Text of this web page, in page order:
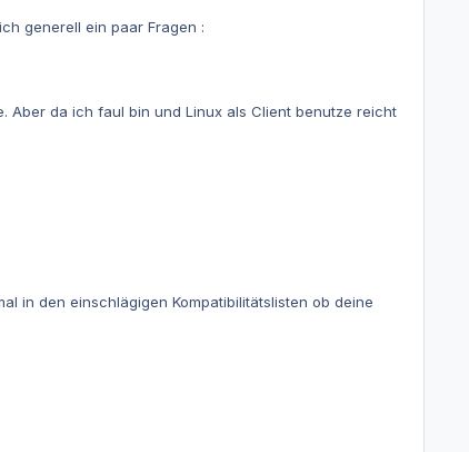
generell ein paar Fragen :
Aber da ich faul bin und Linux als Client benutze reicht
in den einschlägigen Kompatibilitätslisten ob deine